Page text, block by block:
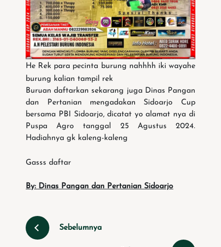
He Rek para pecinta burung nahhhh iki wayahe
burung kalian tampil rek
Buruan daftarkan sekarang juga Dinas Pangan
dan Pertanian mengadakan Sidoarjo Cup
bersama PBI Sidoarjo, dicatat yo alamat nya di
Puspa Agro tanggal 25 Agustus 2024.
Hadiahnya gk kaleng-kaleng
Gasss daftar
By: Dinas Pangan dan Pertanian Sidoarjo
Sebelumnya